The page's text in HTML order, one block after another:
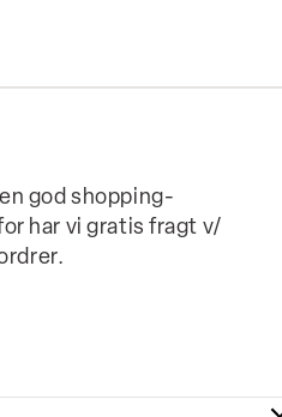
god shopping-
har vi gratis fragt v/